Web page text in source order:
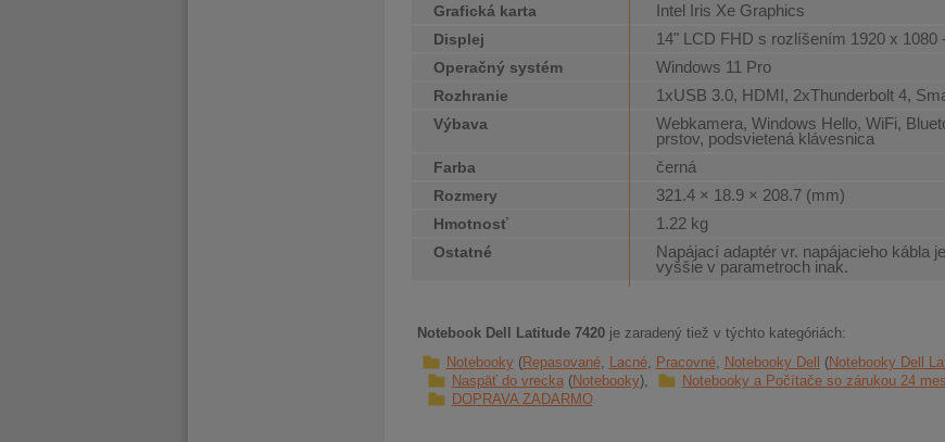
Grafická karta Intel Iris Xe Graphics
Displej 14" LCD FHD s rozlíšením 1920 x 1080
Operačný systém Windows 11 Pro
Rozhranie 1xUSB 3.0, HDMI, 2xThunderbolt 4,
Výbava
Webkamera, Windows Hello, WiFi,
prstov, podsvietená klávesnica
Farba černá
Rozmery 321.4 × 18.9 × 208.7 (mm)
Hmotnosť 1.22 kg
Ostatné
Napájací adaptér vr. napájacieho kábla
vyššie v parametroch inak.
Notebook Dell Latitude 7420je zaradený tiež v týchto kategóriách:
Notebooky Repasované Lacné Pracovné Notebooky Dell Notebooky Dell
Naspäť do vrecka Notebooky Notebooky a Počítače so zárukou 24
DOPRAVA ZADARMO